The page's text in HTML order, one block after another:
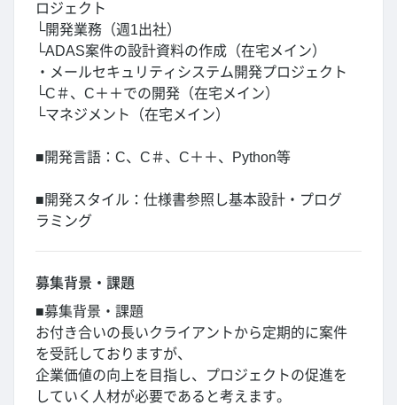
ロジェクト
└開発業務（週1出社）
└ADAS案件の設計資料の作成（在宅メイン）
・メールセキュリティシステム開発プロジェクト
└C＃、C＋＋での開発（在宅メイン）
└マネジメント（在宅メイン）
■開発言語：C、C＃、C＋＋、Python等
■開発スタイル：仕様書参照し基本設計・プログ
ラミング
募集背景・課題
■募集背景・課題
お付き合いの長いクライアントから定期的に案件
を受託しておりますが、
企業価値の向上を目指し、プロジェクトの促進を
していく人材が必要であると考えます。